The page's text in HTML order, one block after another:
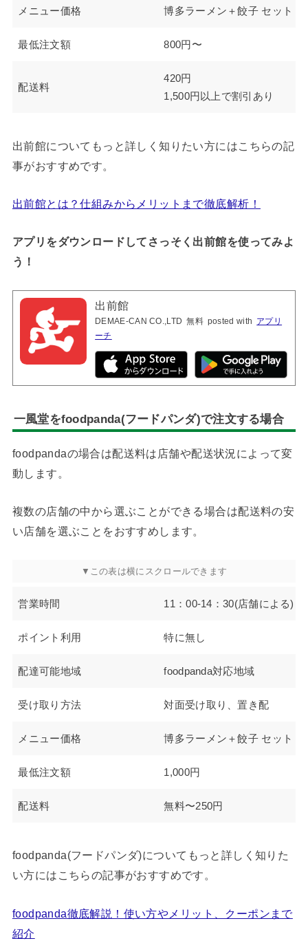
メニュー価格 博多ラーメン＋餃子 セット
最低注文額 800円〜
配送料
420円
1,500円以上で割引あり
出前館についてもっと詳しく知りたい方にはこちらの記
事がおすすめです。
出前館とは？仕組みからメリットまで徹底解析！
アプリをダウンロードしてさっそく出前館を使ってみよ
う！
出前館
DEMAE-CAN CO.,LTD 無料 posted with アプリ
ーチ
一風堂をfoodpanda(フードパンダ)で注文する場合
foodpandaの場合は配送料は店舗や配送状況によって変
動します。
複数の店舗の中から選ぶことができる場合は配送料の安
い店舗を選ぶことをおすすめします。
営業時間 11：00-14：30(店舗による)
ポイント利用 特に無し
配達可能地域 foodpanda対応地域
受け取り方法 対面受け取り、置き配
メニュー価格 博多ラーメン＋餃子 セット
最低注文額 1,000円
配送料 無料〜250円
foodpanda(フードパンダ)についてもっと詳しく知りた
い方にはこちらの記事がおすすめです。
foodpanda徹底解説！使い方やメリット、クーポンまで
紹介